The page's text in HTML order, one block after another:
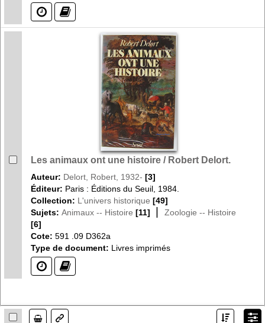
(?) (?)
Les animaux ont une histoire / Robert Delort.
Auteur: Delort, Robert, 1932- [3]
Éditeur: Paris : Éditions du Seuil, 1984.
Collection: L'univers historique [49]
Sujets: Animaux -- Histoire [11] |
Zoologie -- Histoire
[6]
Cote: 591 .09 D362a
Type de document: Livres imprimés
(?) (?)
Lien